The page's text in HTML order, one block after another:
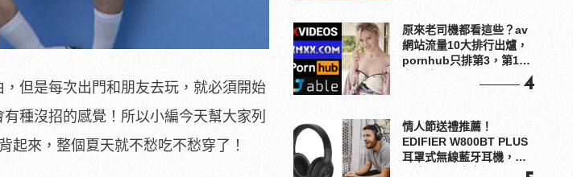
但是每次出門和朋友去玩，就必須開始
種沒招的感覺！所以小編今天幫大家列
起來，整個夏天就不愁吃不愁穿了！
原來老司機都看這些？av
網站流量10大排行出爐，
pornhub只排第3，第1名
4
情人節送禮推薦！
EDIFIER W800BT PLUS
耳罩式無線藍牙耳機，在